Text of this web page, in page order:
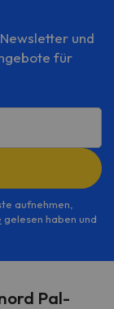
und
für
aufnehmen,
gelesen haben und
Pal-